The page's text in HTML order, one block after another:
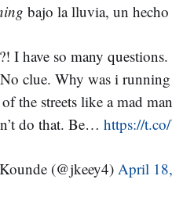
bajo la lluvia, un
I have so many
clue. Why was i
the streets like a mad
do that. Be… https://
(@jkeey4) April